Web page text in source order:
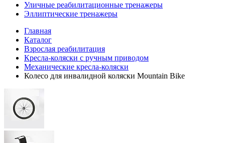
Уличные реабилитационные тренажеры
Эллиптические тренажеры
Главная
Каталог
Взрослая реабилитация
Кресла-коляски с ручным приводом
Механические кресла-коляски
Колесо для инвалидной коляски Mountain Bike